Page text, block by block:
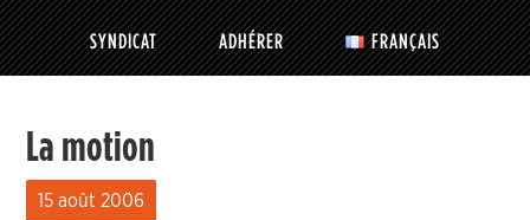
SYNDICAT ADHÉRER FRANÇAIS
La motion
15 août 2006